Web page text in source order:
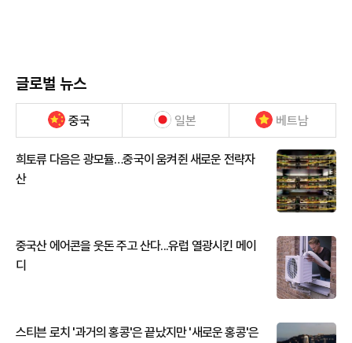
글로벌 뉴스
중국 일본 베트남
희토류 다음은 광모듈…중국이 움켜쥔 새로운 전략자
산
중국산 에어콘을 웃돈 주고 산다...유럽 열광시킨 메이
디
스티븐 로치 '과거의 홍콩'은 끝났지만 '새로운 홍콩'은